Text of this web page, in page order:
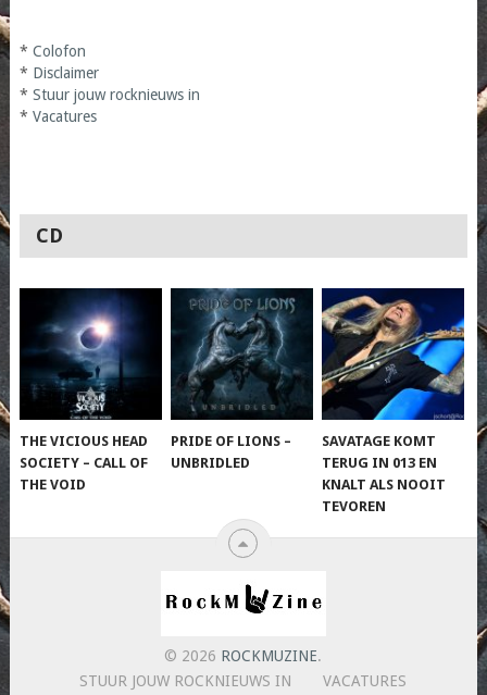
* Colofon
* Disclaimer
* Stuur jouw rocknieuws in
* Vacatures
CD
THE VICIOUS HEAD
SOCIETY – CALL OF
THE VOID
PRIDE OF LIONS –
UNBRIDLED
SAVATAGE KOMT
TERUG IN 013 EN
KNALT ALS NOOIT
TEVOREN
© 2026 ROCKMUZINE.
STUUR JOUW ROCKNIEUWS IN
VACATURES